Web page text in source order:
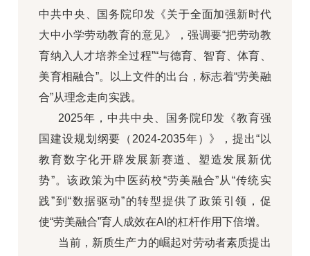
中共中央、国务院印发《关于全面加强新时代
大中小学劳动教育的意见》，强调要“把劳动教
育纳入人才培养全过程”“与德育、智育、体育、
美育相融合”。以上文件的出台，标志着“劳美融
合”从理念走向实践。
2025年，中共中央、国务院印发《教育强
国建设规划纲要（2024-2035年）》，提出“以
教育数字化开辟发展新赛道、塑造发展新优
势”。该政策为中医药校“劳美融合”从“传统实
践”到“数据驱动”的转型提供了政策引领，促
使“劳美融合”育人成效在AI的杠杆作用下倍增。
当前，新质生产力的崛起对劳动者素质提出